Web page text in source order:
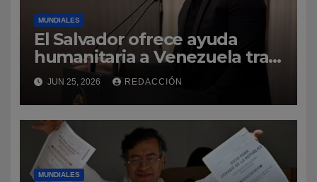
MUNDIALES
El Salvador ofrece ayuda
humanitaria a Venezuela tras
la emergencia
JUN 25, 2026 REDACCIÓN
MUNDIALES